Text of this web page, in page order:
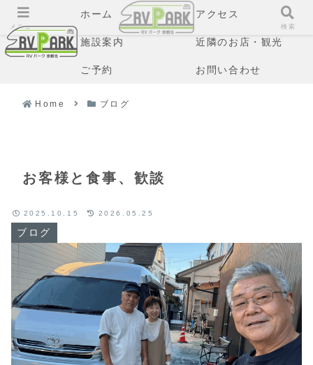
ホーム アクセス
施設案内 近隣のお店・観光
ご予約 お問い合わせ
Home ブログ
お客様と食事、歓談
ブログ
2025.10.15 2026.05.25
メニュー 検索